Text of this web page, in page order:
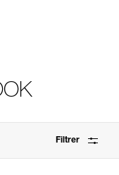
Filtrer